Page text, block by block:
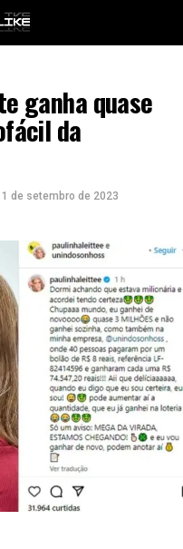
ganha quase
da
de setembro de 2023